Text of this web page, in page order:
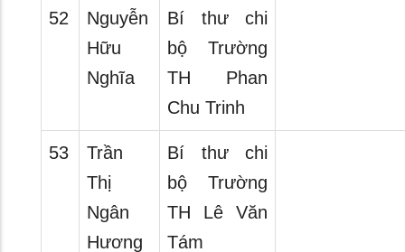
52
Nguyễn
Hữu
Nghĩa
Bí thư chi
bộ Trường
TH Phan
Chu Trinh
53
Trần
Thị
Ngân
Hương
Bí thư chi
bộ Trường
TH Lê Văn
Tám